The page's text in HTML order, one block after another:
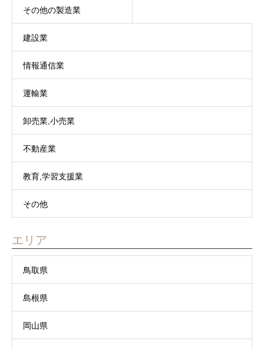
その他の製造業
建設業
情報通信業
運輸業
卸売業,小売業
不動産業
教育,学習支援業
その他
エリア
鳥取県
島根県
岡山県